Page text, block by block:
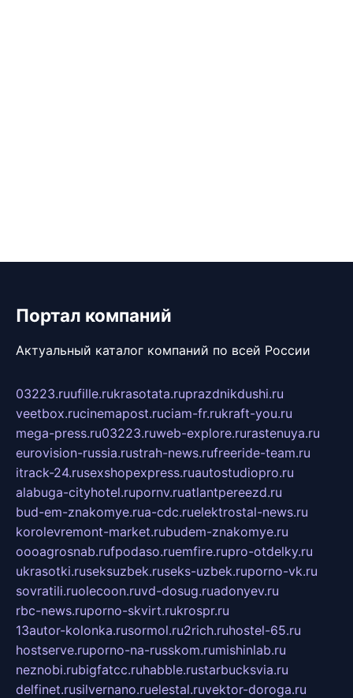
Портал компаний
Актуальный каталог компаний по всей России
03223.ruufille.rukrasotata.ruprazdnikdushi.ru
veetbox.rucinemapost.ruciam-fr.rukraft-you.ru
mega-press.ru03223.ruweb-explore.rurastenuya.ru
eurovision-russia.rustrah-news.rufreeride-team.ru
itrack-24.rusexshopexpress.ruautostudiopro.ru
alabuga-cityhotel.rupornv.ruatlantpereezd.ru
bud-em-znakomye.rua-cdc.ruelektrostal-news.ru
korolevremont-market.rubudem-znakomye.ru
oooagrosnab.rufpodaso.ruemfire.rupro-otdelky.ru
ukrasotki.ruseksuzbek.ruseks-uzbek.ruporno-vk.ru
sovratili.ruolecoon.ruvd-dosug.ruadonyev.ru
rbc-news.ruporno-skvirt.rukrospr.ru
13autor-kolonka.rusormol.ru2rich.ruhostel-65.ru
hostserve.ruporno-na-russkom.rumishinlab.ru
neznobi.rubigfatcc.ruhabble.rustarbucksvia.ru
delfinet.rusilvernano.ruelestal.ruvektor-doroga.ru